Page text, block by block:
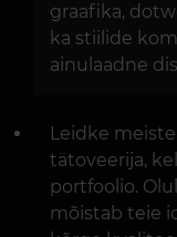
graafika,
ka stiilide
ainulaadne
Leidke
tätoveerija,
portfoolio.
mõistab teie